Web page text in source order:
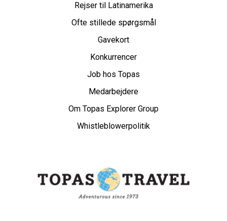
Rejser til Latinamerika
Ofte stillede spørgsmål
Gavekort
Konkurrencer
Job hos Topas
Medarbejdere
Om Topas Explorer Group
Whistleblowerpolitik